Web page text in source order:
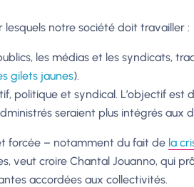
notre société doit travailler :
les médias et les syndicats,
gilets jaunes).
politique et syndical. L’objectif
seraient plus intégrés aux
forcée – notamment du fait de la
veut croire Chantal Jouanno, qui
accordées aux collectivités.